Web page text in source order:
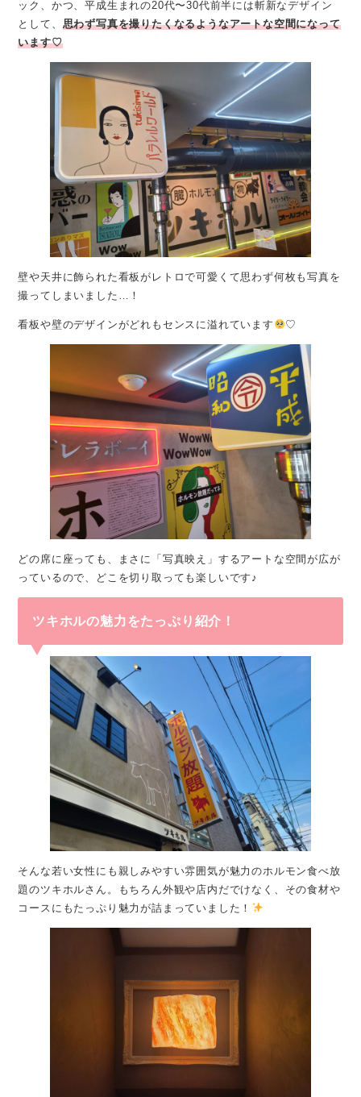
ック、かつ、平成生まれの20代〜30代前半には斬新なデザイン
として、 思わず写真を撮りたくなるようなアートな空間になって
います♡
壁や天井に飾られた看板がレトロで可愛くて思わず何枚も写真を
撮ってしまいました…！
看板や壁のデザインがどれもセンスに溢れています ♡
どの席に座っても、まさに「写真映え」するアートな空間が広が
っているので、どこを切り取っても楽しいです♪
ツキホルの魅力をたっぷり紹介！
そんな若い女性にも親しみやすい雰囲気が魅力のホルモン食べ放
題のツキホルさん。もちろん外観や店内だでけなく、その食材や
コースにもたっぷり魅力が詰まっていました！